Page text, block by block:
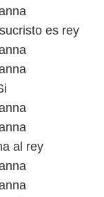
es rey
al rey